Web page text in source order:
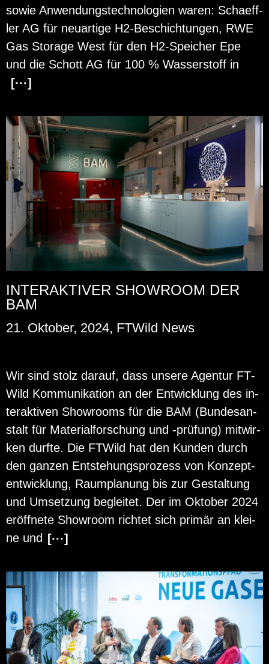
sowie An­wen­dungs­tech­no­lo­gi­en waren: Scha­eff­
ler AG für neu­ar­ti­ge H2-Be­schich­tun­gen, RWE
Gas Sto­r­a­ge West für den H2-Spei­cher Epe
und die Schott AG für 100 % Was­ser­stoff in
[···]
INTERAKTIVER SHOWROOM DER
BAM
21. Oktober, 2024, FTWild News
Wir sind stolz dar­auf, dass un­se­re Agen­tur FT­
Wild Kom­mu­ni­ka­ti­on an der Ent­wick­lung des in­
ter­ak­ti­ven Show­rooms für die BAM (Bun­des­an­
stalt für Ma­te­ri­al­for­schung und -prü­fung) mit­wir­
ken durf­te. Die FT­Wild hat den Kun­den durch
den gan­zen Ent­ste­hungs­pro­zess von Kon­zept­
ent­wick­lung, Raum­pla­nung bis zur Ge­stal­tung
und Um­set­zung be­glei­tet. Der im Ok­to­ber 2024
er­öff­ne­te Show­room rich­tet sich pri­mär an klei­
ne und
[···]